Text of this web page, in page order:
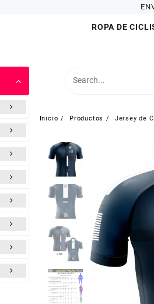
ROPA DE
Inicio Productos Jersey de